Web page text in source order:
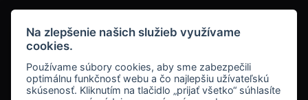
SKLAD - Výdajné miesto
MEDENÁ 3, 040 17 KOŠICE BARCA
Na zlepšenie našich služieb využívame
cookies.
Používame súbory cookies, aby sme zabezpečili
optimálnu funkčnosť webu a čo najlepšiu užívateľskú
skúsenosť. Kliknutím na tlačidlo „prijať všetko“ súhlasíte